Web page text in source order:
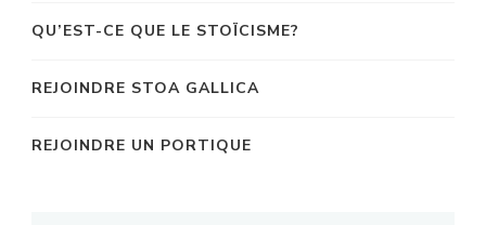
QU’EST-CE QUE LE STOÏCISME?
REJOINDRE STOA GALLICA
REJOINDRE UN PORTIQUE